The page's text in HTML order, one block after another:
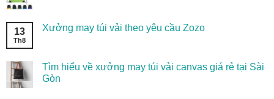
13
Th8
Xưởng may túi vải theo yêu cầu Zozo
Tìm hiểu về xưởng may túi vải canvas giá rẻ tại Sài
Gòn